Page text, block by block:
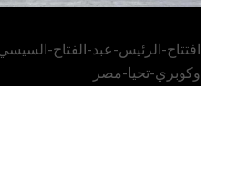
افتتاح-الرئيس-عبد-الفتاح-
وكوبري-تحيا-مصر